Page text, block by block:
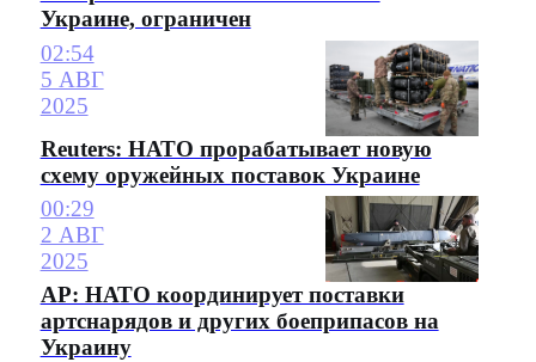
Украине, ограничен
02:54
5 АВГ
2025
Reuters: НАТО прорабатывает новую
схему оружейных поставок Украине
00:29
2 АВГ
2025
AP: НАТО координирует поставки
артснарядов и других боеприпасов на
Украину